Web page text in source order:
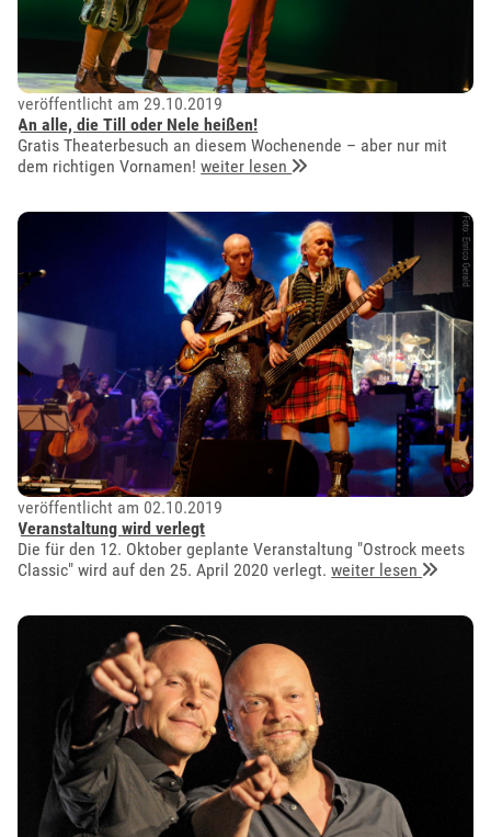
veröffentlicht am 29.10.2019
An alle, die Till oder Nele heißen!
Gratis Theaterbesuch an diesem Wochenende – aber nur mit
dem richtigen Vornamen!weiter lesen
veröffentlicht am 02.10.2019
Veranstaltung wird verlegt
Die für den 12. Oktober geplante Veranstaltung "Ostrock meets
Classic" wird auf den 25. April 2020 verlegt.weiter lesen